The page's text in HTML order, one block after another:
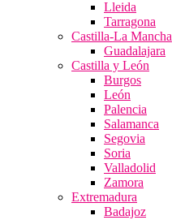
Lleida
Tarragona
Castilla-La Mancha
Guadalajara
Castilla y León
Burgos
León
Palencia
Salamanca
Segovia
Soria
Valladolid
Zamora
Extremadura
Badajoz